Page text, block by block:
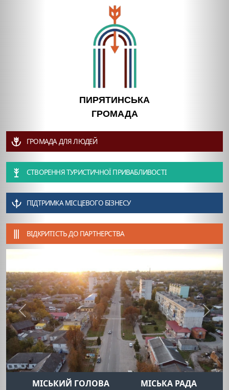
ПИРЯТИНСЬКА
ГРОМАДА
ГРОМАДА ДЛЯ ЛЮДЕЙ
СТВОРЕННЯ ТУРИСТИЧНОЇ ПРИВАБЛИВОСТІ
ПІДТРИМКА МІСЦЕВОГО БІЗНЕСУ
ВІДКРИТІСТЬ ДО ПАРТНЕРСТВА
Previous Next
МІСЬКИЙ ГОЛОВА
МІСЬКА РАДА